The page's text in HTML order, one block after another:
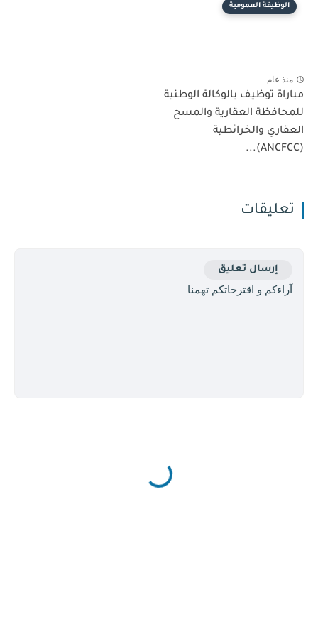
الوظيفة العمومية
منذ عام
مباراة توظيف بالوكالة الوطنية
للمحافظة العقارية والمسح
العقاري والخرائطية
(ANCFCC)...
تعليقات
إرسال تعليق
آراءكم و اقترحاتكم تهمنا